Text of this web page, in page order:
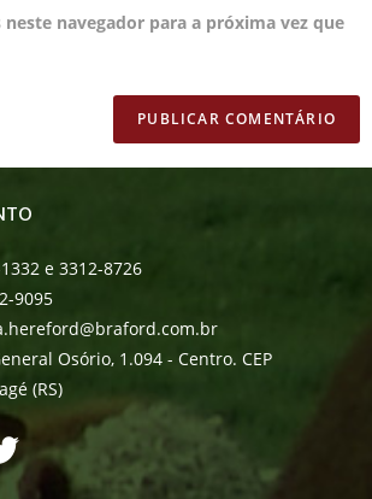
neste navegador para a próxima vez que
e 3312-8726
9095
Osório, 1.094 - Centro. CEP
(RS)